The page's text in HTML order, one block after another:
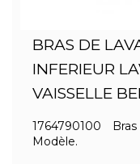
BRAS DE
INFERIEUR
VAISSELLE
1764790100
Modèle.